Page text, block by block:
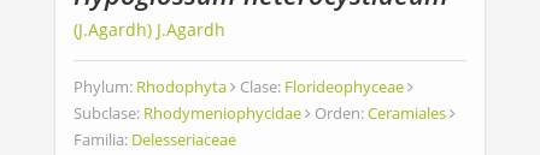
(J.Agardh) J.Agardh
Phylum: Rhodophyta Clase: Florideophyceae
Subclase: Rhodymeniophycidae Orden:Ceramiales
Familia: Delesseriaceae